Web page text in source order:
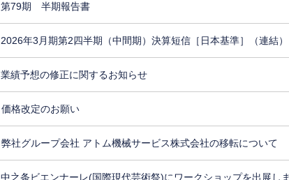
第79期 半期報告書
2026年3月期第2四半期（中間期）決算短信［日本基準］（連結）
業績予想の修正に関するお知らせ
価格改定のお願い
弊社グループ会社 アトム機械サービス株式会社の移転について
中之条ビエンナーレ(国際現代芸術祭)にワークショップを出展し